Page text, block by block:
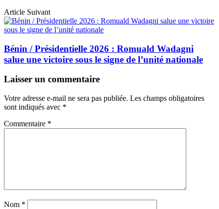
Article Suivant
Bénin / Présidentielle 2026 : Romuald Wadagni
salue une victoire sous le signe de l’unité nationale
Laisser un commentaire
Votre adresse e-mail ne sera pas publiée. Les champs obligatoires
sont indiqués avec *
Commentaire *
Nom *